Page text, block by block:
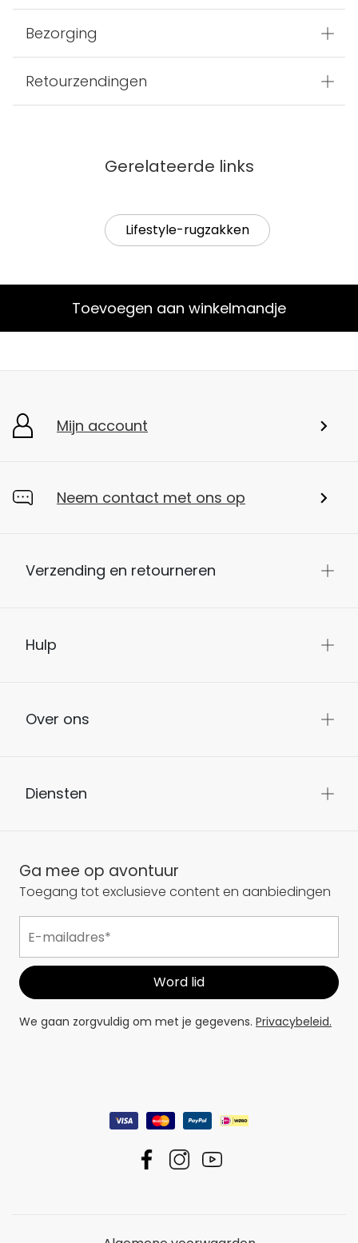
Bezorging
Retourzendingen
Gerelateerde links
Lifestyle-rugzakken
Toevoegen aan winkelmandje
Mijn account
Neem contact met ons op
Verzending en retourneren
Hulp
Over ons
Diensten
Ga mee op avontuur
Toegang tot exclusieve content en aanbiedingen
We gaan zorgvuldig om met je gegevens. Privacybeleid.